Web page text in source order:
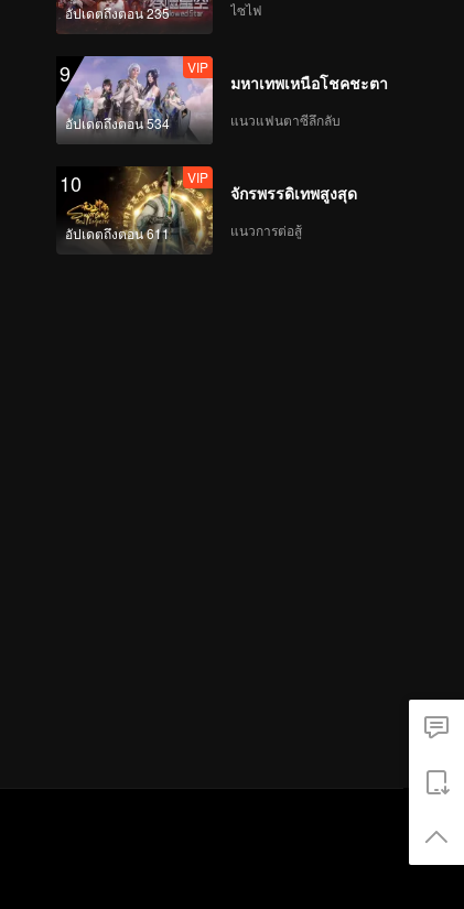
อัปเดตถึงตอน 235 ไซไฟ
9
อัปเดตถึงตอน 534
VIP
มหาเทพเหนือโชคชะตา
แนวแฟนตาซีลึกลับ
10
อัปเดตถึงตอน 611
VIP
จักรพรรดิเทพสูงสุด
แนวการต่อสู้